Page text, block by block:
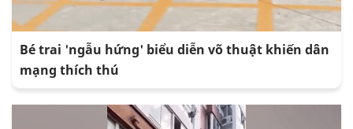
Bé trai 'ngẫu hứng' biểu diễn võ thuật khiến dân
mạng thích thú